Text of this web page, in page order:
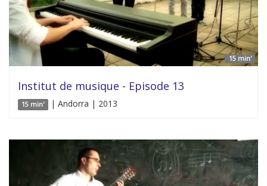
15 min'
Institut de musique - Episode 13
15 min' | Andorra | 2013